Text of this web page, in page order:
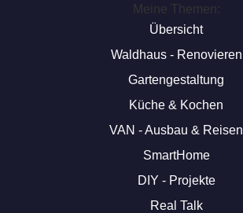
Meine Themen:
Übersicht
Waldhaus - Renovieren
Gartengestaltung
Küche & Kochen
VAN - Ausbau & Reisen
SmartHome
DIY - Projekte
Real Talk